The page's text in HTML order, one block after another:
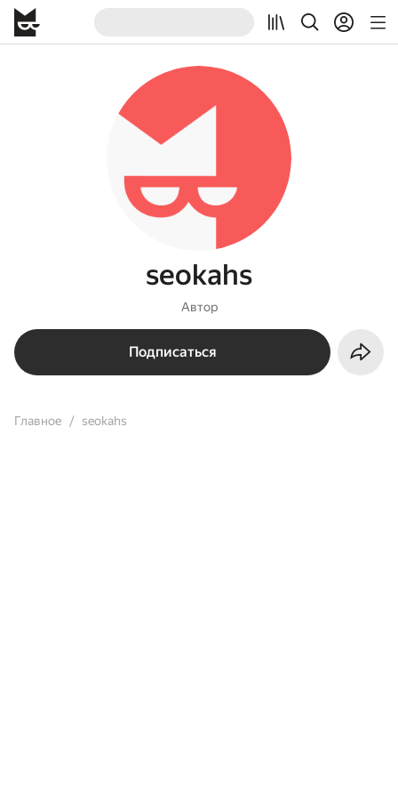
seokahs
Автор
Подписаться
Главное seokahs